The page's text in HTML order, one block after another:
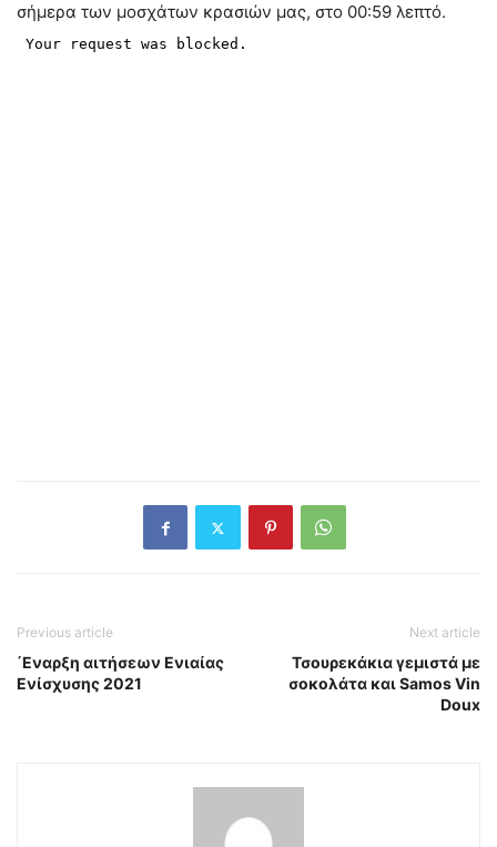
σήμερα των μοσχάτων κρασιών μας, στο 00:59 λεπτό.
Previous article
΄Εναρξη αιτήσεων Ενιαίας
Ενίσχυσης 2021
Next article
Τσουρεκάκια γεμιστά με
σοκολάτα και Samos Vin
Doux